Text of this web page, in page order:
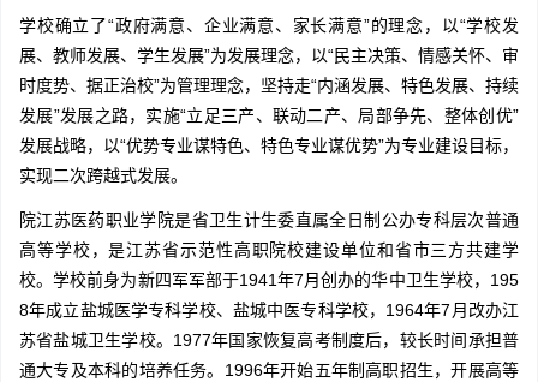
学校确立了“政府满意、企业满意、家长满意”的理念，以“学校发
展、教师发展、学生发展”为发展理念，以“民主决策、情感关怀、审
时度势、据正治校”为管理理念，坚持走“内涵发展、特色发展、持续
发展”发展之路，实施“立足三产、联动二产、局部争先、整体创优”
发展战略，以“优势专业谋特色、特色专业谋优势”为专业建设目标，
实现二次跨越式发展。
院江苏医药职业学院是省卫生计生委直属全日制公办专科层次普通
高等学校，是江苏省示范性高职院校建设单位和省市三方共建学
校。学校前身为新四军军部于1941年7月创办的华中卫生学校，195
8年成立盐城医学专科学校、盐城中医专科学校，1964年7月改办江
苏省盐城卫生学校。1977年国家恢复高考制度后，较长时间承担普
通大专及本科的培养任务。1996年开始五年制高职招生，开展高等